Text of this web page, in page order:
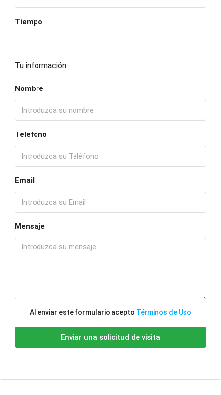
Tiempo
Tu información
Nombre
Teléfono
Email
Mensaje
Al enviar este formulario acepto Términos de Uso
Enviar una solicitud de visita